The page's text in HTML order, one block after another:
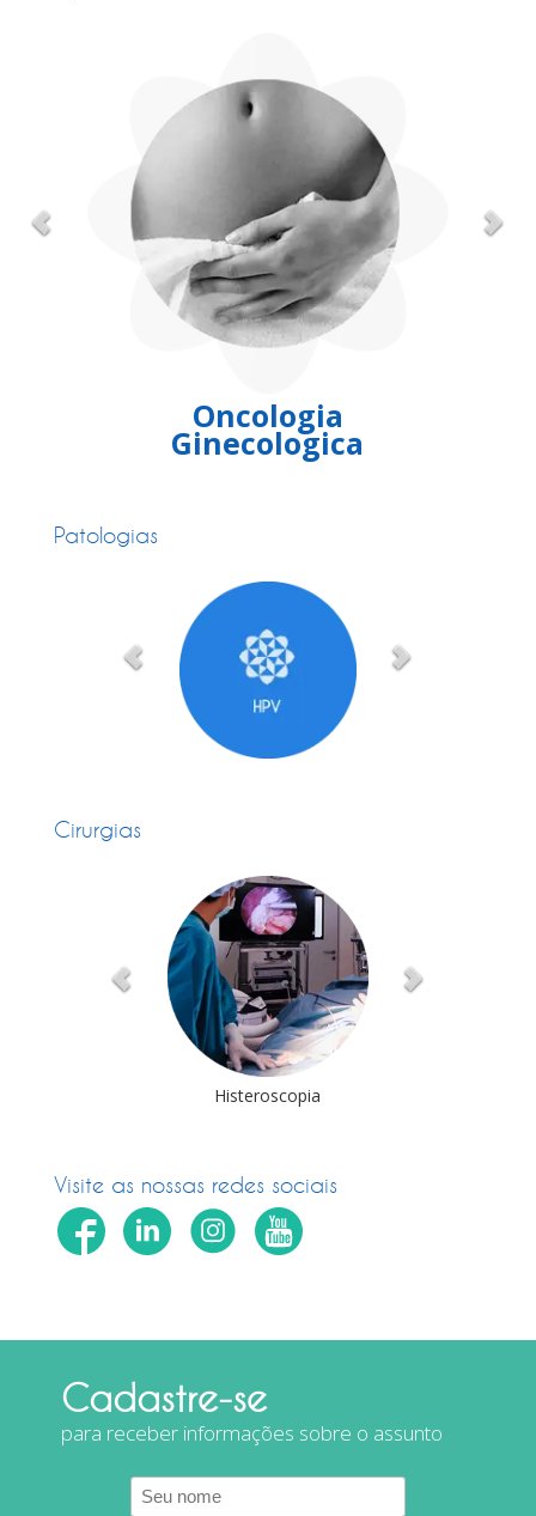
Oncologia
Ginecologica
Patologias
Cirurgias
Histeroscopia
Visite as nossas redes sociais
Cadastre-se
para receber informações sobre o assunto